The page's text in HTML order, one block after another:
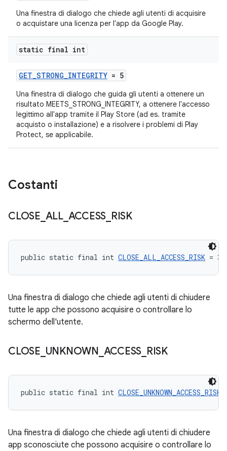
Una finestra di dialogo che chiede agli utenti di acquisire
o acquistare una licenza per l'app da Google Play.
static final int
GET_STRONG_INTEGRITY = 5
Una finestra di dialogo che guida gli utenti a ottenere un
risultato MEETS_STRONG_INTEGRITY, a ottenere l'accesso
legittimo all'app tramite il Play Store (ad es. tramite
acquisto o installazione) e a risolvere i problemi di Play
Protect, se applicabile.
Costanti
CLOSE ALL_ ACCESS RISK
public static final int CLOSE_ALL_ACCESS_RISK = 3
Una finestra di dialogo che chiede agli utenti di chiudere
tutte le app che possono acquisire o controllare lo
schermo dell'utente.
CLOSE UNKNOWN ACCESS RISK
public static final int CLOSE_UNKNOWN_ACCESS_RISK
Una finestra di dialogo che chiede agli utenti di chiudere
app sconosciute che possono acquisire o controllare lo